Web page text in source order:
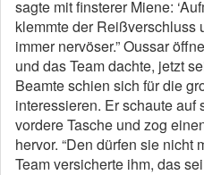
sagte mit finsterer Miene:
klemmte der Reißverschluss
immer nervöser.” Oussar
und das Team dachte, jetzt
Beamte schien sich für die
interessieren. Er schaute auf
vordere Tasche und zog
hervor. “Den dürfen sie nicht
Team versicherte ihm, das